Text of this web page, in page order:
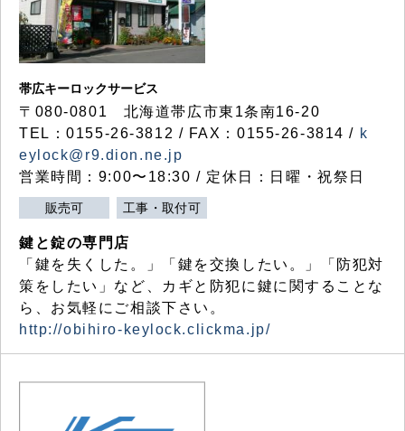
帯広キーロックサービス
〒080-0801 北海道帯広市東1条南16-20
TEL：0155-26-3812 / FAX：0155-26-3814 / k
eylock@r9.dion.ne.jp
営業時間：9:00〜18:30 / 定休日：日曜・祝祭日
販売可 工事・取付可
鍵と錠の専門店
「鍵を失くした。」「鍵を交換したい。」「防犯対
策をしたい」など、カギと防犯に鍵に関することな
ら、お気軽にご相談下さい。
http://obihiro-keylock.clickma.jp/